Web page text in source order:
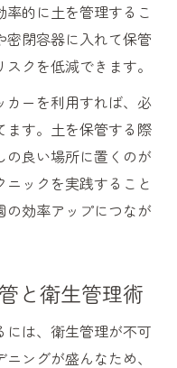
的に土を管理するこ
密閉容器に入れて保管
クを低減できます。
カーを利用すれば、必
ます。土を保管する際
の良い場所に置くのが
ックを実践すること
の効率アップにつなが
と衛生管理術
は、衛生管理が不可
ングが盛んなため、